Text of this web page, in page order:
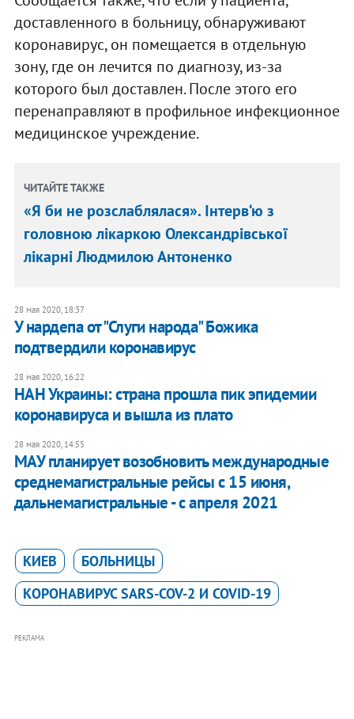
доставленного в больницу, обнаруживают
коронавирус, он помещается в отдельную
зону, где он лечится по диагнозу, из-за
которого был доставлен. После этого его
перенаправляют в профильное инфекционное
медицинское учреждение.
ЧИТАЙТЕ ТАКЖЕ
«Я би не розслаблялася». Інтерв‘ю з
головною лікаркою Олександрівської
лікарні Людмилою Антоненко
28 мая 2020, 18:37
У нардепа от "Слуги народа" Божика
подтвердили коронавирус
28 мая 2020, 16:22
НАН Украины: страна прошла пик эпидемии
коронавируса и вышла из плато
28 мая 2020, 14:55
МАУ планирует возобновить международные
среднемагистральные рейсы с 15 июня,
дальнемагистральные - с апреля 2021
КИЕВ
БОЛЬНИЦЫ
КОРОНАВИРУС SARS-COV-2 И COVID-19
РЕКЛАМА